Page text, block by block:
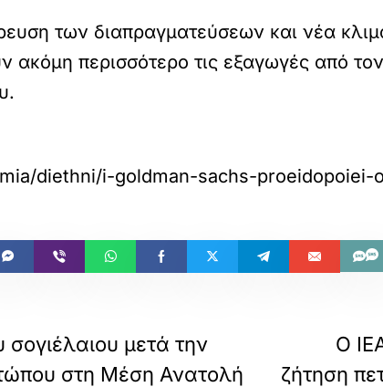
των διαπραγματεύσεων και νέα
περισσότερο τις εξαγωγές από τον
diethni/i-goldman-sachs-
σογιέλαιου μετά την
στη Μέση Ανατολή
O
ζήτηση